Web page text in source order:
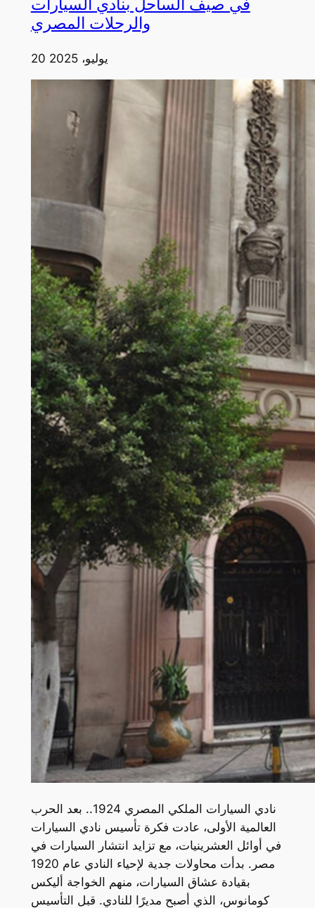
في صيف الساحل بنادي السيارات
والرحلات المصري
20 يوليو، 2025
نادي السيارات الملكي المصري 1924.. بعد الحرب
العالمية الأولى، عادت فكرة تأسيس نادي السيارات
في أوائل العشرينيات، مع تزايد انتشار السيارات في
مصر. بدأت محاولات جدية لإحياء النادي عام 1920
بقيادة عشاق السيارات، منهم الخواجة أليكس
كومانوس، الذي أصبح مديرًا للنادي. قبل التأسيس